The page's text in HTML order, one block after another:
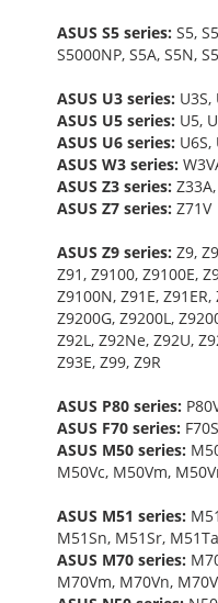
ASUS S5 series: S5,
S5000NP, S5A, S5N,
ASUS U3 series: U3S,
ASUS U5 series: U5,
ASUS U6 series: U6S,
ASUS W3 series:
ASUS Z3 series:
ASUS Z7 series: Z71V
ASUS Z9 series: Z9,
Z91, Z9100, Z9100E,
Z9100N, Z91E,
Z9200G, Z9200L,
Z92L, Z92Ne, Z92U,
Z93E, Z99, Z9R
ASUS P80 series:
ASUS F70 series:
ASUS M50 series:
M50Vc, M50Vm,
ASUS M51 series:
M51Sn, M51Sr,
ASUS M70 series:
M70Vm, M70Vn,